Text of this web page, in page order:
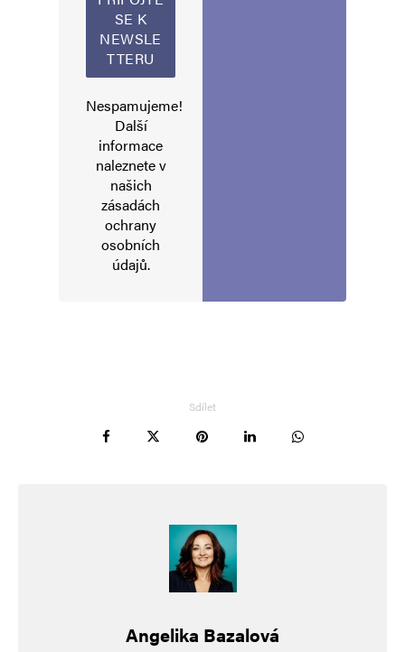
Nespamujeme!
Další
informace
naleznete v
našich
zásadách
ochrany
osobních
údajů.
Sdílet
Angelika Bazalová